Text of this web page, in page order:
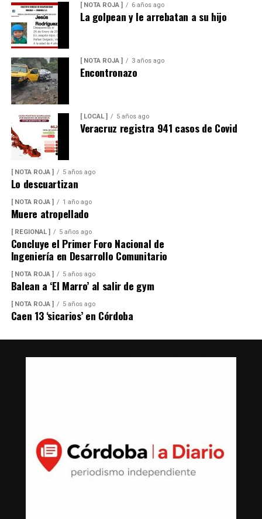
[ NOTA ROJA ] 6 años ago
La golpean y le arrebatan a su hijo
[ NOTA ROJA ] 3 años ago
Encontronazo
[ LOCAL ] 5 años ago
Veracruz registra 941 casos de Covid
[ NOTA ROJA ] 5 años ago
Lo descuartizan
[ NOTA ROJA ] 1 año ago
Muere atropellado
[ REGIONAL ] 5 años ago
Concluye el Primer Foro Nacional de
Ingeniería en Desarrollo Comunitario
[ NOTA ROJA ] 5 años ago
Balean a ‘El Marro’ al salir de gym
[ NOTA ROJA ] 5 años ago
Caen 13 ‘sicarios’ en Córdoba